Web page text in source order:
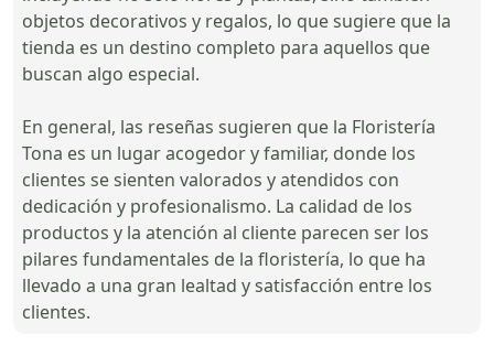
objetos decorativos y regalos, lo que sugiere que la
tienda es un destino completo para aquellos que
buscan algo especial.
En general, las reseñas sugieren que la Floristería
Tona es un lugar acogedor y familiar, donde los
clientes se sienten valorados y atendidos con
dedicación y profesionalismo. La calidad de los
productos y la atención al cliente parecen ser los
pilares fundamentales de la floristería, lo que ha
llevado a una gran lealtad y satisfacción entre los
clientes.